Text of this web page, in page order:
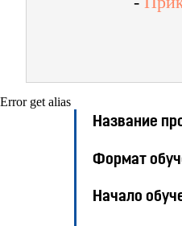
Error get alias
Название
Формат
Начало